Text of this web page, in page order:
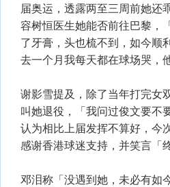
届奥运，透露两至三周前她还
容树恒医生她能否前往巴黎，
了牙膏，头也梳不到，如今顺
去一个月我每天都在球场哭，
谢影雪提及，除了当年打完女
叫她退役，「我问过俊文要不
认为相比上届发挥不算好，今
感谢香港球迷支持，并笑言「
邓泪称「没遇到她，未必有如